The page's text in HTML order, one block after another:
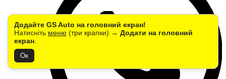
Додайте GS Auto на головний екран!
Натисніть меню (три крапки) → Додати на головний
екран
Ок